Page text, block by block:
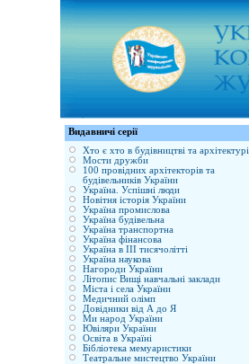
Видавничі серії
Хто є хто в будівництві та архітектурі
Мости дружби
100 провідних архітекторів та
будівельників України
Україна. Успішні люди
Новітня історія України
Україна промислова
Україна будівельна
Україна транспортна
Україна фінансова
Україна в ІІІ тисячолітті
Україна наукова
Нагороди України
Літопис Вищі навчальні заклади
Міста і села України
Медичний олімп
Довідники від А до Я
Ми народ України
Ювіляри України
Освіта в Україні
Бібліотека мемуаристики
Театральне мистецтво України